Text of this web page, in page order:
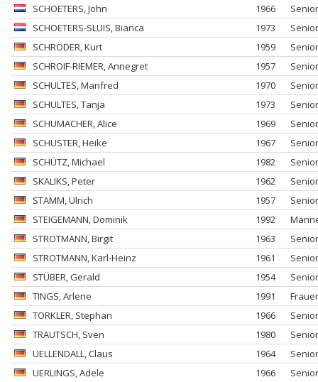
SCHOETERS, John 1966
SCHOETERS-SLUIS, Bianca 1973
SCHRÖDER, Kurt 1959
SCHROIF-RIEMER, Annegret 1957
SCHULTES, Manfred 1970
SCHULTES, Tanja 1973
SCHUMACHER, Alice 1969
SCHUSTER, Heike 1967
SCHÜTZ, Michael 1982
SKALIKS, Peter 1962
STAMM, Ulrich 1957
STEIGEMANN, Dominik 1992
STROTMANN, Birgit 1963
STROTMANN, Karl-Heinz 1961
STÜBER, Gerald 1954
TINGS, Arlene 1991
TORKLER, Stephan 1966
TRAUTSCH, Sven 1980
UELLENDALL, Claus 1964
UERLINGS, Adele 1966